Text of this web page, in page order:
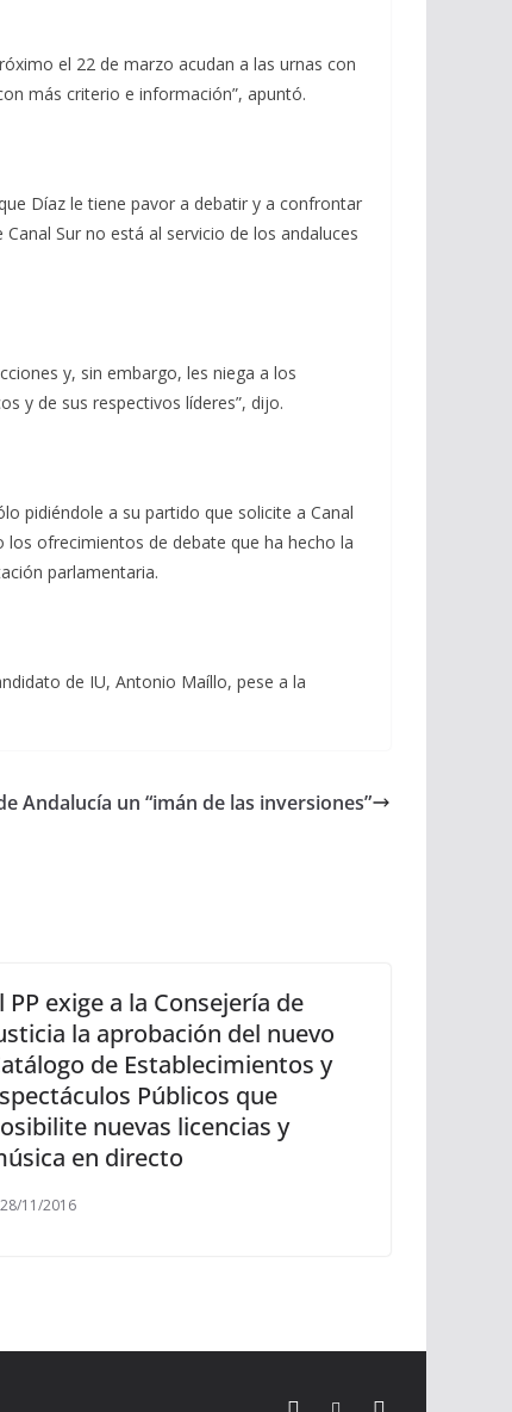
el 22 de marzo acudan a las urnas con
más criterio e información”, apuntó.
Díaz le tiene pavor a debatir y a confrontar
Sur no está al servicio de los andaluces
y, sin embargo, les niega a los
y de sus respectivos líderes”, dijo.
pidiéndole a su partido que solicite a Canal
ofrecimientos de debate que ha hecho la
parlamentaria.
de IU, Antonio Maíllo, pese a la
Andalucía un “imán de las inversiones”
PP exige a la Consejería de
la aprobación del nuevo
de Establecimientos y
Públicos que
nuevas licencias y
en directo
28/11/2016